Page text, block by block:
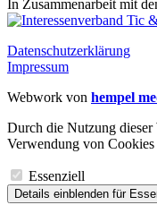
In Zusammenarbeit mit
Datenschutzerklärung
Impressum
Webwork von hempel
Durch die Nutzung dieser
Verwendung von Cookies
Essenziell
Details einblenden für